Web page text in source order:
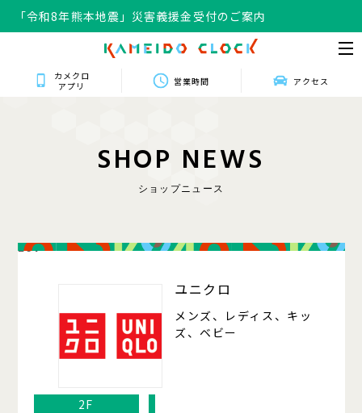
「令和8年熊本地震」災害義援金受付のご案内
カメクロ
アプリ
営業時間 アクセス
SHOP NEWS
ショップニュース
201
ユニクロ
メンズ、レディス、キッ
ズ、ベビー
2F